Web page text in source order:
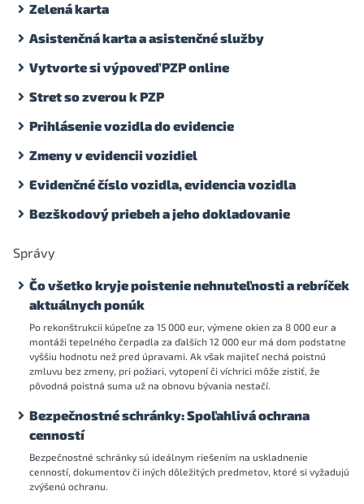
Zelená karta
Asistenčná karta a asistenčné služby
Vytvorte si výpoveď PZP online
Stret so zverou k PZP
Prihlásenie vozidla do evidencie
Zmeny v evidencii vozidiel
Evidenčné číslo vozidla, evidencia vozidla
Bezškodový priebeh a jeho dokladovanie
Správy
Čo všetko kryje poistenie nehnuteľnosti a rebríček
aktuálnych ponúk
Po rekonštrukcii kúpeľne za 15 000 eur, výmene okien za 8 000 eur a
montáži tepelného čerpadla za ďalších 12 000 eur má dom podstatne
vyššiu hodnotu než pred úpravami. Ak však majiteľ nechá poistnú
zmluvu bez zmeny, pri požiari, vytopení či víchrici môže zistiť, že
pôvodná poistná suma už na obnovu bývania nestačí.
Bezpečnostné schránky: Spoľahlivá ochrana
cenností
Bezpečnostné schránky sú ideálnym riešením na uskladnenie
cenností, dokumentov či iných dôležitých predmetov, ktoré si vyžadujú
zvýšenú ochranu.